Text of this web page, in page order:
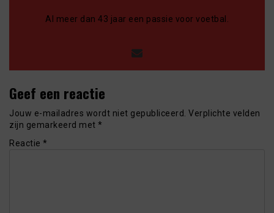
Al meer dan 43 jaar een passie voor voetbal.
Geef een reactie
Jouw e-mailadres wordt niet gepubliceerd. Verplichte velden
zijn gemarkeerd met *
Reactie *